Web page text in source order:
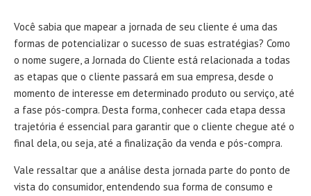
Você sabia que mapear a jornada de seu cliente é uma das
formas de potencializar o sucesso de suas estratégias? Como
o nome sugere, a Jornada do Cliente está relacionada a todas
as etapas que o cliente passará em sua empresa, desde o
momento de interesse em determinado produto ou serviço, até
a fase pós-compra. Desta forma, conhecer cada etapa dessa
trajetória é essencial para garantir que o cliente chegue até o
final dela, ou seja, até a finalização da venda e pós-compra.
Vale ressaltar que a análise desta jornada parte do ponto de
vista do consumidor, entendendo sua forma de consumo e